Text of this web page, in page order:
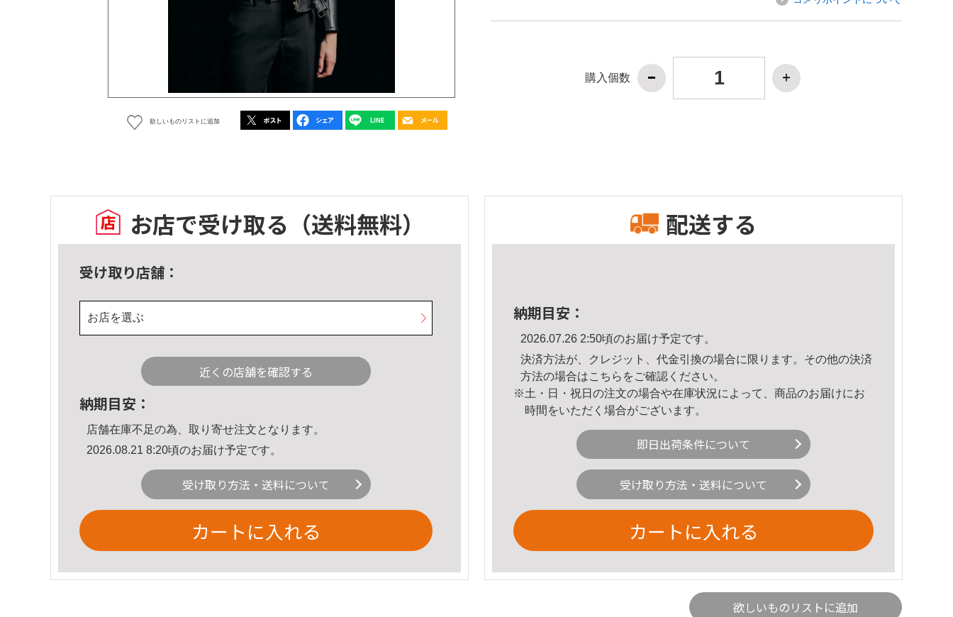
欲しいものリストに追加
購入個数
お店で受け取る （送料無料）
受け取り店舗：
お店を選ぶ
近くの店舗を確認する
納期目安：
店舗在庫不足の為、取り寄せ注文となります。
2026.08.21 8:20頃のお届け予定です。
受け取り方法・送料について
カートに入れる
配送する
納期目安：
2026.07.26 2:50頃のお届け予定です。
決済方法が、クレジット、代金引換の場合に限ります。その他の決済
方法の場合はこちら をご確認ください。
※土・日・祝日の注文の場合や在庫状況によって、商品のお届けにお
時間をいただく場合がございます。
即日出荷条件について
受け取り方法・送料について
カートに入れる
欲しいものリストに追加